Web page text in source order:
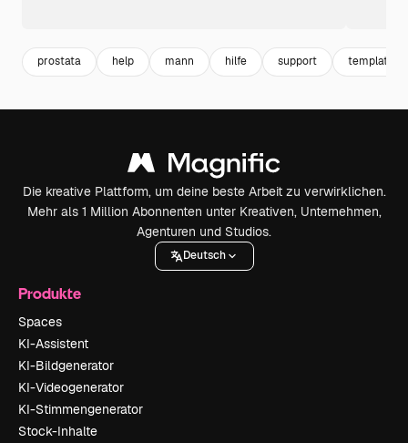
prostata help mann hilfe support template
Die kreative Plattform, um deine beste Arbeit zu verwirklichen.
Mehr als 1 Million Abonnenten unter Kreativen, Unternehmen,
Agenturen und Studios.
Deutsch
Produkte
Spaces
KI-Assistent
KI-Bildgenerator
KI-Videogenerator
KI-Stimmengenerator
Stock-Inhalte